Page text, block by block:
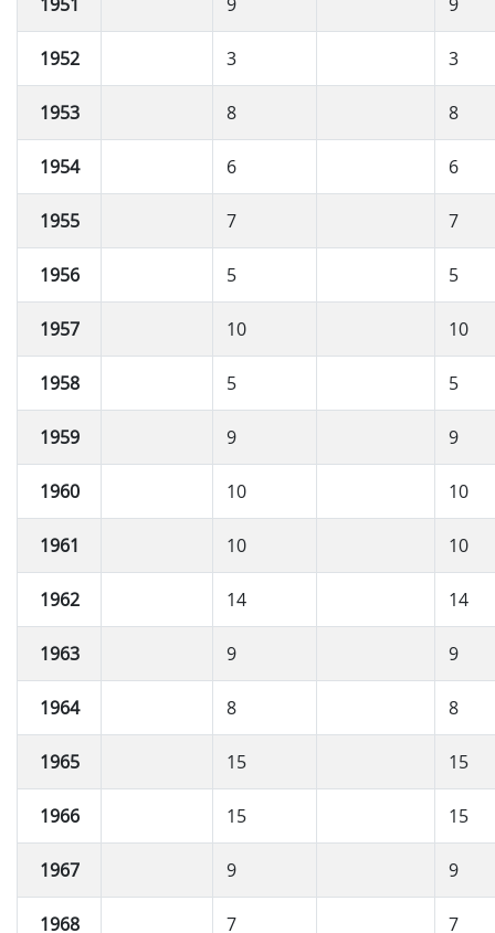
1952 3 3
1953 8 8
1954 6 6
1955 7 7
1956 5 5
1957 10 10
1958 5 5
1959 9 9
1960 10 10
1961 10 10
1962 14 14
1963 9 9
1964 8 8
1965 15 15
1966 15 15
1967 9 9
1968 7 7